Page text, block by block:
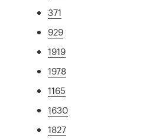
371
929
1919
1978
1165
1630
1827